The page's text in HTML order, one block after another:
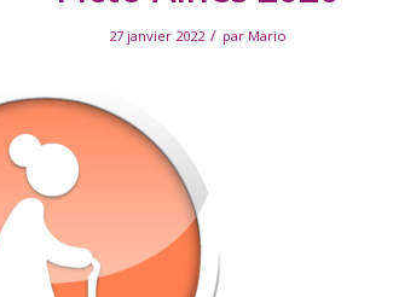
27 janvier 2022 / par Mario